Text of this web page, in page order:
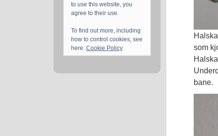
to use this website, you
agree to their use.
To find out more, including
how to control cookies, see
here: Cookie Policy
som
bane.